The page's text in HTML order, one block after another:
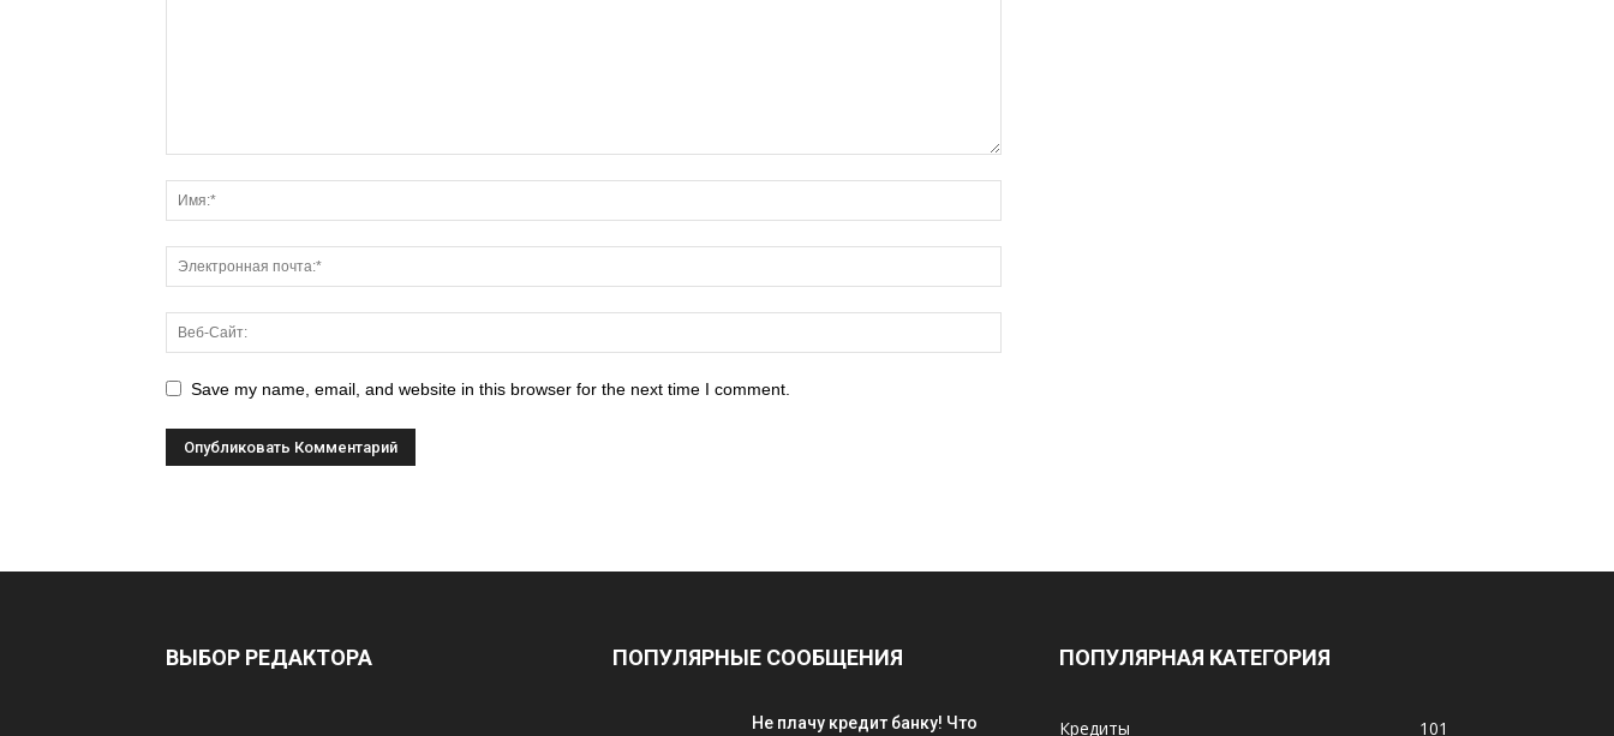
Save my name, email, and website in this browser for the next time I comment.
ВЫБОР РЕДАКТОРА ПОПУЛЯРНЫЕ СООБЩЕНИЯ
Не плачу кредит банку! Что
ПОПУЛЯРНАЯ КАТЕГОРИЯ
Кредиты 101